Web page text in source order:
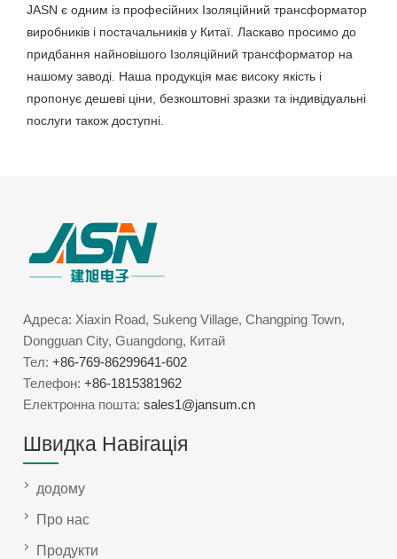
JASN є одним із професійних Ізоляційний трансформатор
виробників і постачальників у Китаї. Ласкаво просимо до
придбання найновішого Ізоляційний трансформатор на
нашому заводі. Наша продукція має високу якість і
пропонує дешеві ціни, безкоштовні зразки та індивідуальні
послуги також доступні.
Адреса: Xiaxin Road, Sukeng Village, Changping Town,
Dongguan City, Guangdong, Китай
Тел:+86-769-86299641-602
Телефон:+86-1815381962
Електронна пошта:sales1@jansum.cn
Швидка Навігація
додому
Про нас
Продукти